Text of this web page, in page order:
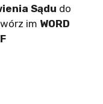
Sądu do
im WORD